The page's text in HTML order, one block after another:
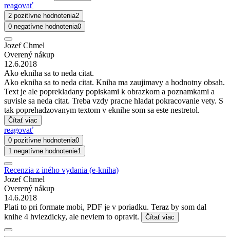
reagovať
2 pozitívne hodnotenia2
0 negatívne hodnotenia0
Jozef Chmel
Overený nákup
12.6.2018
Ako ekniha sa to neda citat.
Ako ekniha sa to neda citat. Kniha ma zaujimavy a hodnotny obsah.
Text je ale poprekladany popiskami k obrazkom a poznamkami a
suvisle sa neda citat. Treba vzdy pracne hladat pokracovanie vety. S
tak poprehadzovanym textom v eknihe som sa este nestretol.
Čítať viac
reagovať
0 pozitívne hodnotenia0
1 negatívne hodnotenie1
Recenzia z iného vydania (e-kniha)
Jozef Chmel
Overený nákup
14.6.2018
Plati to pri formate mobi, PDF je v poriadku. Teraz by som dal
knihe 4 hviezdicky, ale neviem to opravit.
Čítať viac